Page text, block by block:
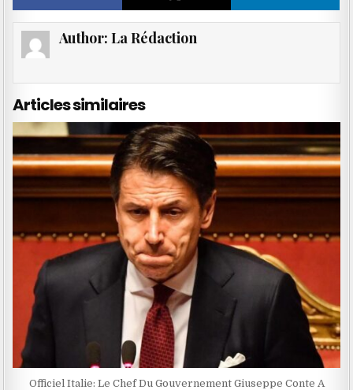
Author: La Rédaction
Articles similaires
Officiel Italie: Le Chef Du Gouvernement Giuseppe Conte A